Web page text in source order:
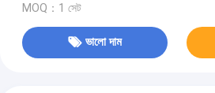
MOQ：1 সেট
ভালো দাম